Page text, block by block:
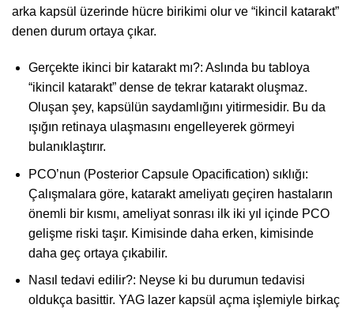
arka kapsül üzerinde hücre birikimi olur ve “ikincil katarakt”
denen durum ortaya çıkar.
Gerçekte ikinci bir katarakt mı?: Aslında bu tabloya
“ikincil katarakt” dense de tekrar katarakt oluşmaz.
Oluşan şey, kapsülün saydamlığını yitirmesidir. Bu da
ışığın retinaya ulaşmasını engelleyerek görmeyi
bulanıklaştırır.
PCO’nun (Posterior Capsule Opacification) sıklığı:
Çalışmalara göre, katarakt ameliyatı geçiren hastaların
önemli bir kısmı, ameliyat sonrası ilk iki yıl içinde PCO
gelişme riski taşır. Kimisinde daha erken, kimisinde
daha geç ortaya çıkabilir.
Nasıl tedavi edilir?: Neyse ki bu durumun tedavisi
oldukça basittir. YAG lazer kapsül açma işlemiyle birkaç